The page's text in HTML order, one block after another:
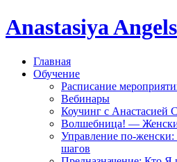
Anastasiya
Главная
Обучение
Расписание
Вебинары
Коучинг с Анастасией
Волшебница! —
Управление по-женски:
шагов